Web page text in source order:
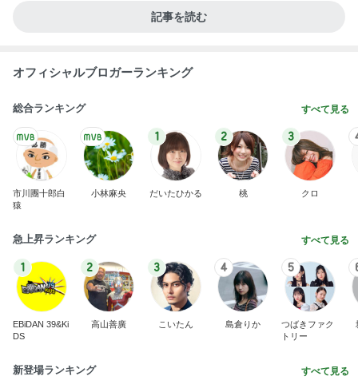
記事を読む
オフィシャルブロガーランキング
総合ランキング すべて見る
市川團十郎白
猿
小林麻央
1
だいたひかる
2
桃
3
クロ
急上昇ランキング すべて見る
1
EBiDAN 39&Ki
DS
2
高山善廣
3
こいたん
4
島倉りか
5
つばきファク
トリー
新登場ランキング すべて見る